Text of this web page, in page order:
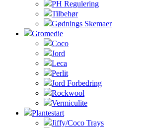
PH Regulering
Tilbehør
Gødnings Skemaer
Gromedie
Coco
Jord
Leca
Perlit
Jord Forbedring
Rockwool
Vermiculite
Plantestart
Jiffy/Coco Trays